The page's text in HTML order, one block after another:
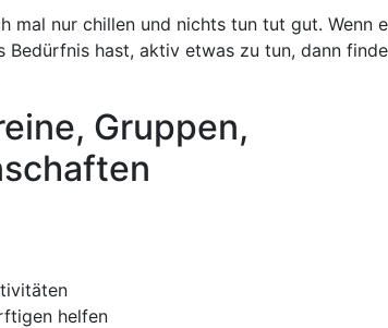
mal nur chillen und nichts tun tut gut. Wenn
Bedürfnis hast, aktiv etwas zu tun, dann
Gruppen,
helfen